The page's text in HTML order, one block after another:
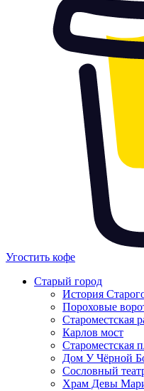
Угостить кофе
Старый город
История
Пороховые
Староместская
Карлов мост
Староместская
Дом У Чёрной
Сословный
Храм Девы